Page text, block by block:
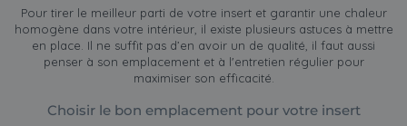
Pour tirer le meilleur parti de votre insert et garantir une chaleur
homogène dans votre intérieur, il existe plusieurs astuces à mettre
en place. Il ne suffit pas d’en avoir un de qualité, il faut aussi
penser à son emplacement et à l'entretien régulier pour
maximiser son efficacité.
Choisir le bon emplacement pour votre insert